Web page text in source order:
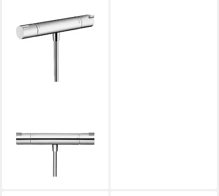
Brausethermostat Ecostat
1001 CL 296x100mm, AP, 1
lieferbar - in 2-3 Werktagen bei dir